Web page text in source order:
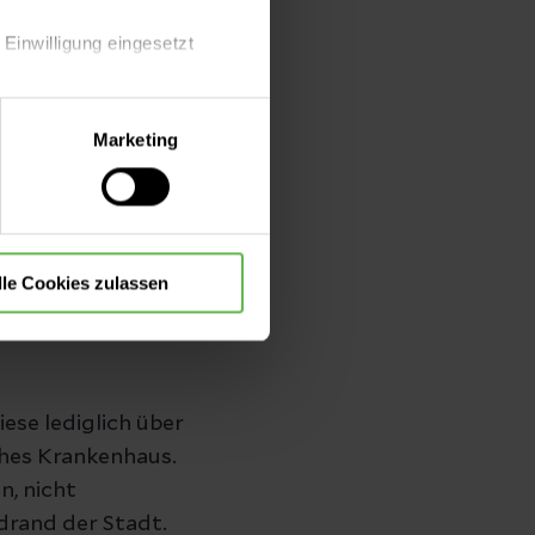
eingesetzt
Auswahl hinsichtlich der
Verwendung aller Cookies
Marketing
Cookies zulassen
lediglich über
Krankenhaus.
nicht
der Stadt.